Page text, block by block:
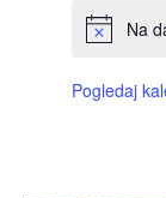
Na
Pogledaj